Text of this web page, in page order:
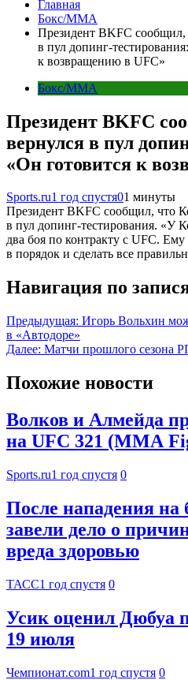
Главная
Бокс/MMA
Президент BKFC сообщил,
в пул допинг-
к возвращению в UFC»
Бокс/MMA
Президент BKFC
вернулся в пул
«Он готовится к
Sports.ru1 год спустя01 минуты
Президент BKFC сообщил, что
в пул допинг-тестирования. «У
два боя по контракту с UFC.
в порядок и сделать все
Навигация по
Предыдущая: Игорь Вольхин
в «Автодоре»
Далее: Матчи прошлого сезона
Похожие новости
Волков и Алмейда
на UFC 321 (MMA
Sports.ru1 год спустя 0
После нападения на
завели дело о
вреда здоровью
ТАСС1 год спустя 0
Усик оценил Дюбуа
19 июля
Чемпионат.com1 год спустя 0